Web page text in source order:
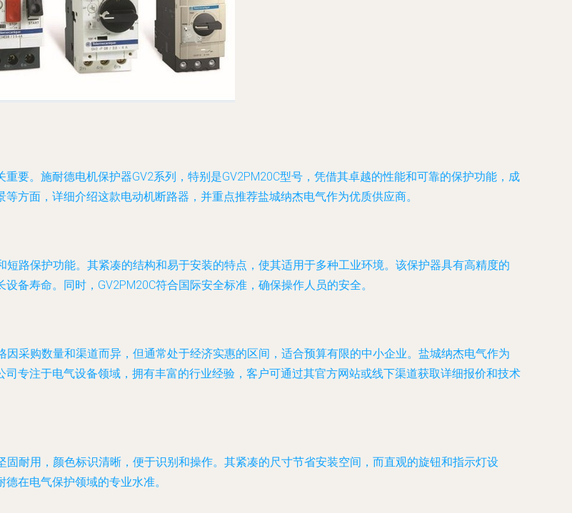
要。施耐德电机保护器GV2系列，特别是GV2PM20C型号，凭借其卓越的性能和可靠的保护功能，成
方面，详细介绍这款电动机断路器，并重点推荐盐城纳杰电气作为优质供应商。
路保护功能。其紧凑的结构和易于安装的特点，使其适用于多种工业环境。该保护器具有高精度的
备寿命。同时，GV2PM20C符合国际安全标准，确保操作人员的安全。
采购数量和渠道而异，但通常处于经济实惠的区间，适合预算有限的中小企业。盐城纳杰电气作为
专注于电气设备领域，拥有丰富的行业经验，客户可通过其官方网站或线下渠道获取详细报价和技术
耐用，颜色标识清晰，便于识别和操作。其紧凑的尺寸节省安装空间，而直观的旋钮和指示灯设
在电气保护领域的专业水准。